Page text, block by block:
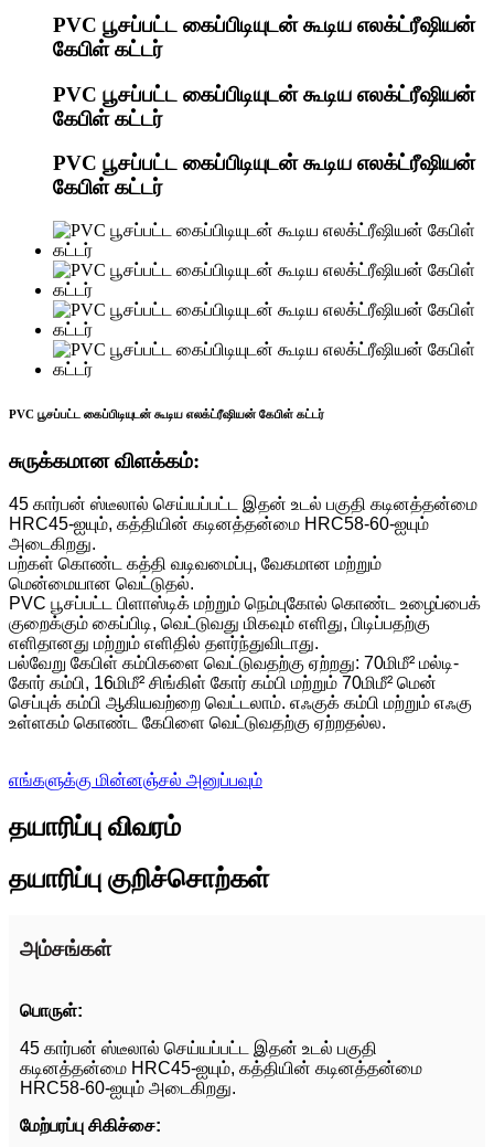
PVC பூசப்பட்ட கைப்பிடியுடன் கூடிய எலக்ட்ரீஷியன்
கேபிள் கட்டர்
PVC பூசப்பட்ட கைப்பிடியுடன் கூடிய எலக்ட்ரீஷியன்
கேபிள் கட்டர்
PVC பூசப்பட்ட கைப்பிடியுடன் கூடிய எலக்ட்ரீஷியன்
கேபிள் கட்டர்
PVC பூசப்பட்ட கைப்பிடியுடன் கூடிய எலக்ட்ரீஷியன் கேபிள் கட்டர்
சுருக்கமான விளக்கம்:
45 கார்பன் ஸ்டீலால் செய்யப்பட்ட இதன் உடல் பகுதி கடினத்தன்மை
HRC45-ஐயும், கத்தியின் கடினத்தன்மை HRC58-60-ஐயும்
அடைகிறது.
பற்கள் கொண்ட கத்தி வடிவமைப்பு, வேகமான மற்றும்
மென்மையான வெட்டுதல்.
PVC பூசப்பட்ட பிளாஸ்டிக் மற்றும் நெம்புகோல் கொண்ட உழைப்பைக்
குறைக்கும் கைப்பிடி, வெட்டுவது மிகவும் எளிது, பிடிப்பதற்கு
எளிதானது மற்றும் எளிதில் தளர்ந்துவிடாது.
பல்வேறு கேபிள் கம்பிகளை வெட்டுவதற்கு ஏற்றது: 70மிமீ² மல்டி-
கோர் கம்பி, 16மிமீ² சிங்கிள் கோர் கம்பி மற்றும் 70மிமீ² மென்
செப்புக் கம்பி ஆகியவற்றை வெட்டலாம். எஃகுக் கம்பி மற்றும் எஃகு
உள்ளகம் கொண்ட கேபிளை வெட்டுவதற்கு ஏற்றதல்ல.
எங்களுக்கு மின்னஞ்சல் அனுப்பவும்
தயாரிப்பு விவரம்
தயாரிப்பு குறிச்சொற்கள்
அம்சங்கள்
பொருள்:
45 கார்பன் ஸ்டீலால் செய்யப்பட்ட இதன் உடல் பகுதி
கடினத்தன்மை HRC45-ஐயும், கத்தியின் கடினத்தன்மை
HRC58-60-ஐயும் அடைகிறது.
மேற்பரப்பு சிகிச்சை: